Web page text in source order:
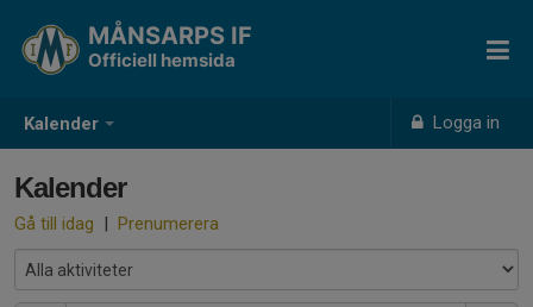
Kalender Logga in
MÅNSARPS IF
Officiell hemsida
Kalender
Gå till idag | Prenumerera